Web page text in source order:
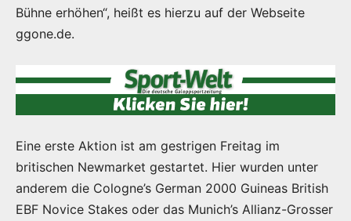
Bühne erhöhen“, heißt es hierzu auf der Webseite
ggone.de.
Eine erste Aktion ist am gestrigen Freitag im
britischen Newmarket gestartet. Hier wurden unter
anderem die Cologne’s German 2000 Guineas British
EBF Novice Stakes oder das Munich’s Allianz-Grosser